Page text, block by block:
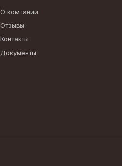
О компании
Отзывы
Контакты
Документы